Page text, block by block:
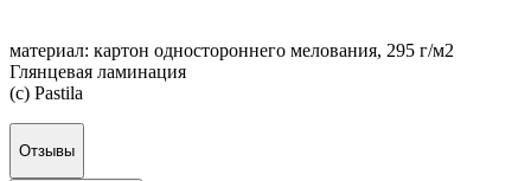
материал: картон одностороннего мелования, 295 г/м2
Глянцевая ламинация
(c) Pastila
Отзывы